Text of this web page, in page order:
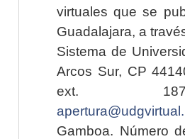
virtuales que se
Guadalajara, a
Sistema de
Arcos Sur, CP
ext.
Gamboa. Número